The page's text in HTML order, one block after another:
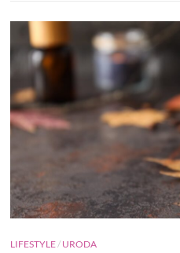
LIFESTYLE / URODA